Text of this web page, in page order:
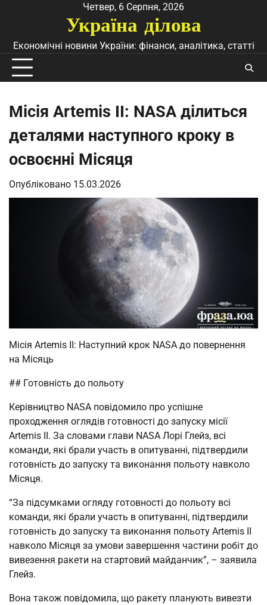
Четвер, 6 Серпня, 2026
Україна ділова
Економічні новини України: фінанси, аналітика, статті
Місія Artemis II: NASA ділиться
деталями наступного кроку в
освоєнні Місяця
Опубліковано 15.03.2026
Місія Artemis II: Наступний крок NASA до повернення
на Місяць
## Готовність до польоту
Керівництво NASA повідомило про успішне
проходження оглядів готовності до запуску місії
Artemis II. За словами глави NASA Лорі Глейз, всі
команди, які брали участь в опитуванні, підтвердили
готовність до запуску та виконання польоту навколо
Місяця.
“За підсумками огляду готовності до польоту всі
команди, які брали участь в опитуванні, підтвердили
готовність до запуску та виконання польоту Artemis II
навколо Місяця за умови завершення частини робіт до
вивезення ракети на стартовий майданчик”, – заявила
Глейз.
Вона також повідомила, що ракету планують вивезти